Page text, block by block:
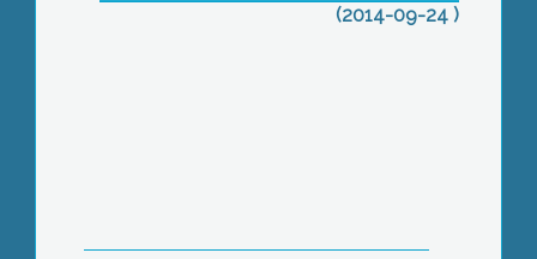
(2014-09-24 )
Bocsánatkérést várnak